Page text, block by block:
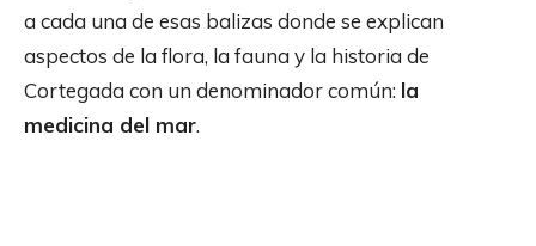
a cada una de esas balizas donde se explican
aspectos de la flora, la fauna y la historia de
Cortegada con un denominador común: la
medicina del mar.